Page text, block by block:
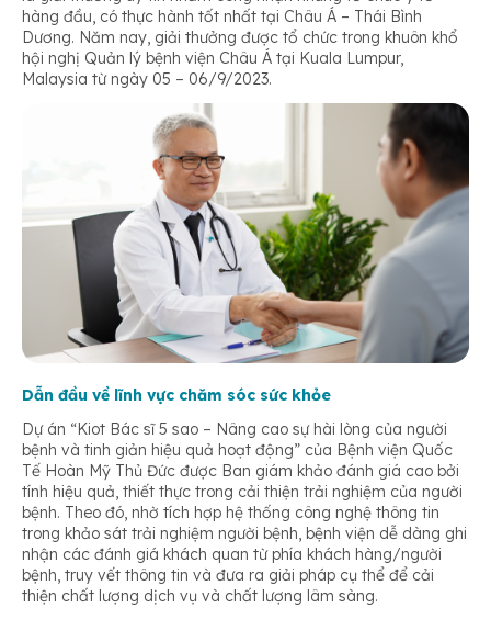
hàng đầu, có thực hành tốt nhất tại Châu Á – Thái Bình
Dương. Năm nay, giải thưởng được tổ chức trong khuôn khổ
hội nghị Quản lý bệnh viện Châu Á tại Kuala Lumpur,
Malaysia từ ngày 05 – 06/9/2023.
Dẫn đầu về lĩnh vực chăm sóc sức khỏe
Dự án “Kiot Bác sĩ 5 sao – Nâng cao sự hài lòng của người
bệnh và tinh giản hiệu quả hoạt động” của Bệnh viện Quốc
Tế Hoàn Mỹ Thủ Đức được Ban giám khảo đánh giá cao bởi
tính hiệu quả, thiết thực trong cải thiện trải nghiệm của người
bệnh. Theo đó, nhờ tích hợp hệ thống công nghệ thông tin
trong khảo sát trải nghiệm người bệnh, bệnh viện dễ dàng ghi
nhận các đánh giá khách quan từ phía khách hàng/người
bệnh, truy vết thông tin và đưa ra giải pháp cụ thể để cải
thiện chất lượng dịch vụ và chất lượng lâm sàng.